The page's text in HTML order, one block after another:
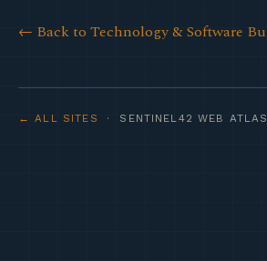
← Back to Technology & Software
← ALL SITES · SENTINEL42 WEB ATLAS